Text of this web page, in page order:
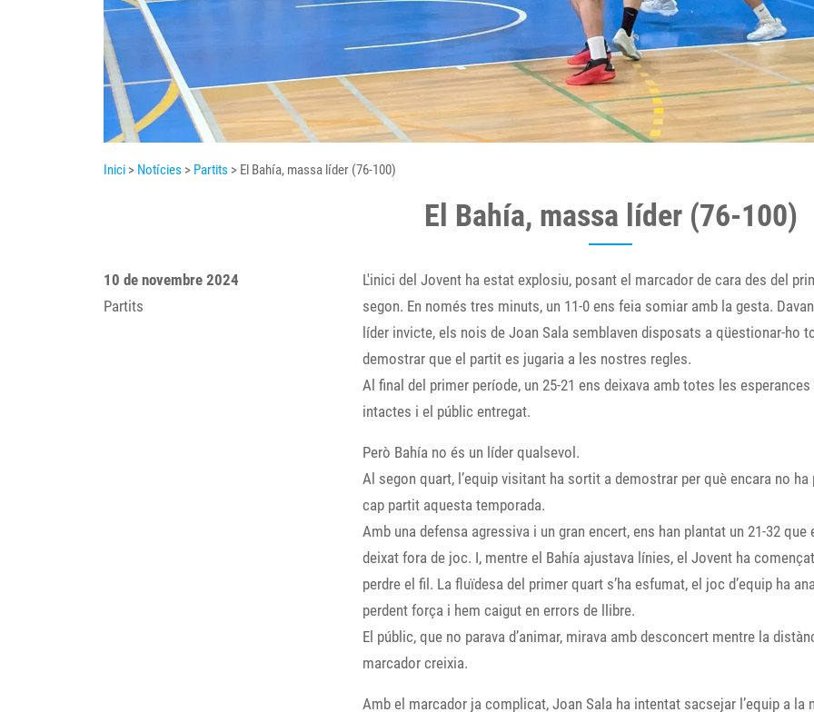
Inici > Notícies > Partits > El Bahía, massa líder (76-100)
El Bahía, massa líder (76-100)
10 de novembre 2024
Partits
L'inici del Jovent ha estat explosiu, posant el marcador de cara des del
segon. En només tres minuts, un 11-0 ens feia somiar amb la gesta.
líder invicte, els nois de Joan Sala semblaven disposats a qüestionar-ho
demostrar que el partit es jugaria a les nostres regles.
Al final del primer període, un 25-21 ens deixava amb totes les esperances
intactes i el públic entregat.
Però Bahía no és un líder qualsevol.
Al segon quart, l’equip visitant ha sortit a demostrar per què encara no ha
cap partit aquesta temporada.
Amb una defensa agressiva i un gran encert, ens han plantat un 21-32 que
deixat fora de joc. I, mentre el Bahía ajustava línies, el Jovent ha
perdre el fil. La fluïdesa del primer quart s’ha esfumat, el joc d’equip ha
perdent força i hem caigut en errors de llibre.
El públic, que no parava d’animar, mirava amb desconcert mentre la
marcador creixia.
Amb el marcador ja complicat, Joan Sala ha intentat sacsejar l’equip a la